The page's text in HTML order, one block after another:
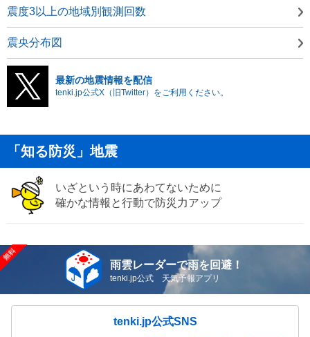
震度3以上の地域別観測回数
震央分布図
最新の地震情報を配信
tenki.jp公式X（旧Twitter）をご利用ください。
「知る防災」地震
いざという時にあわてないために
確かな情報と行動で防災力アップ
雨雲レーダーで雨を回避！
tenki.jp公式 天気予報アプリ
tenki.jp公式SNS